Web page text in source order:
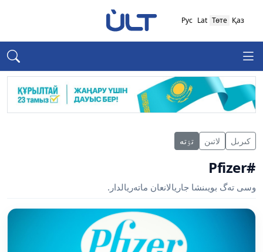
Қаз
Төте
Lat
Рус
كىرىل لاتىن تٶتە
#Pfizer
وسى تەگ بويىنشا جاريالانعان ماتەريالدار.